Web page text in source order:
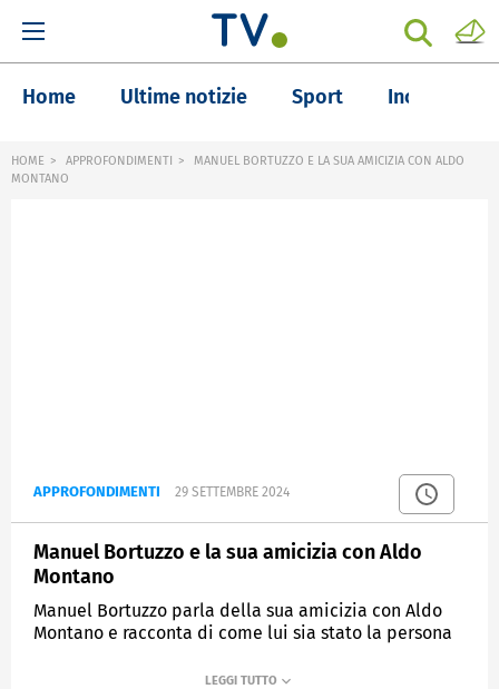
Home Ultime notizie Sport Inchieste
HOME APPROFONDIMENTI
MANUEL BORTUZZO E LA SUA AMICIZIA CON ALDO
MONTANO
APPROFONDIMENTI 29 SETTEMBRE 2024
Manuel Bortuzzo e la sua amicizia con Aldo
Montano
Manuel Bortuzzo parla della sua amicizia con Aldo
Montano e racconta di come lui sia stato la persona